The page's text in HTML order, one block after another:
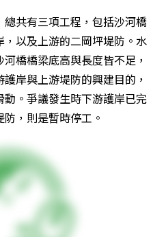
共有三項工程，包括沙河橋
以及上游的二岡坪堤防。水
橋橋梁底高與長度皆不足，
岸與上游堤防的興建目的，
。爭議發生時下游護岸已完
，則是暫時停工。